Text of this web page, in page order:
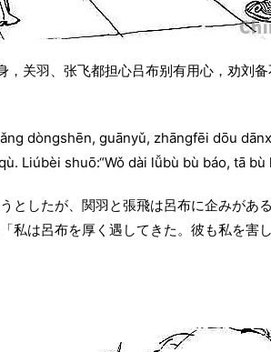
，关羽、张飞都担心吕布别有用心，劝刘
dòngshēn, guānyǔ, zhāngfēi dōu
Liúbèi shuō:“Wǒ dài lǚbù bù báo, tā bù
としたが、関羽と張飛は呂布に企みがあ
私は呂布を厚く遇してきた。彼も私を害